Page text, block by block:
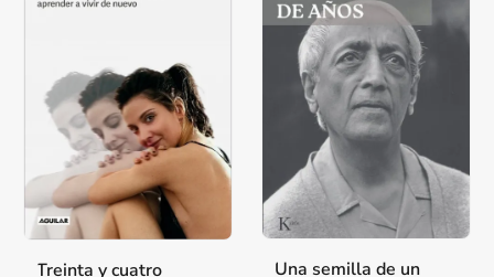
Treinta y cuatro
Una semilla de un